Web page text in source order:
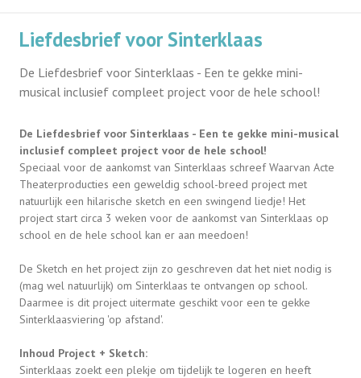
Liefdesbrief voor Sinterklaas
De Liefdesbrief voor Sinterklaas - Een te gekke mini-
musical inclusief compleet project voor de hele school!
De Liefdesbrief voor Sinterklaas - Een te gekke mini-musical
inclusief compleet project voor de hele school!
Speciaal voor de aankomst van Sinterklaas schreef Waarvan Acte
Theaterproducties een geweldig school-breed project met
natuurlijk een hilarische sketch en een swingend liedje! Het
project start circa 3 weken voor de aankomst van Sinterklaas op
school en de hele school kan er aan meedoen!
De Sketch en het project zijn zo geschreven dat het niet nodig is
(mag wel natuurlijk) om Sinterklaas te ontvangen op school.
Daarmee is dit project uitermate geschikt voor een te gekke
Sinterklaasviering 'op afstand'.
Inhoud Project + Sketch:
Sinterklaas zoekt een plekje om tijdelijk te logeren en heeft